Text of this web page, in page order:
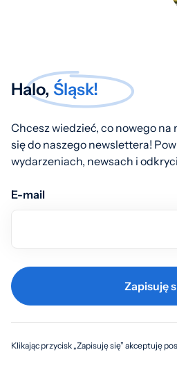
Halo, Śląsk!
Chcesz wiedzieć, co nowego na
się do naszego newslettera!
wydarzeniach, newsach i
E-mail
Zapisuję
Klikając przycisk „Zapisuję się” akceptuję